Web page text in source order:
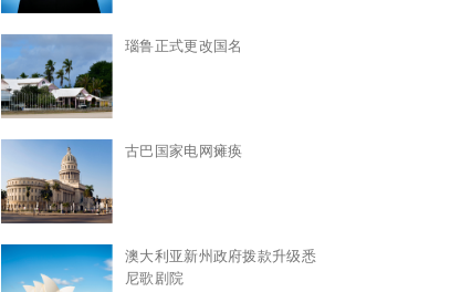
瑙鲁正式更改国名
古巴国家电网瘫痪
澳大利亚新州政府拨款升级悉
尼歌剧院